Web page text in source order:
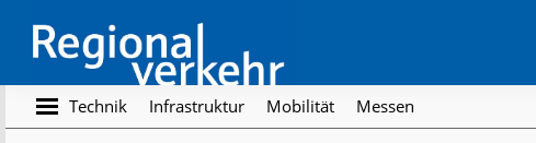
main
content
footer
Regionalverkehr
Die
Fachzeitschrift
Technik Infrastruktur Mobilität Messen